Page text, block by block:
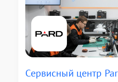
Сервисный центр